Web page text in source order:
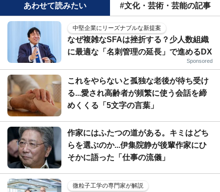
あわせて読みたい #文化・芸術・芸能の記事
中堅企業にリーズナブルな新提案
なぜ複雑なSFAは挫折する？少人数組織
に最適な「名刺管理の延長」で進めるDX
Sponsored
これをやらないと孤独な老後が待ち受け
る...愛され高齢者が頻繁に使う会話を締
めくくる「5文字の言葉」
作家にはふたつの道がある。キミはどち
らを選ぶのか...伊集院静が後輩作家にひ
そかに語った「仕事の流儀」
微粒子工学の専門家が解説